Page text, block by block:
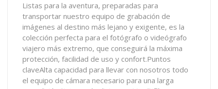
Listas para la aventura, preparadas para
transportar nuestro equipo de grabación de
imágenes al destino más lejano y exigente, es la
colección perfecta para el fotógrafo o videógrafo
viajero más extremo, que conseguirá la máxima
protección, facilidad de uso y confort.Puntos
claveAlta capacidad para llevar con nosotros todo
el equipo de cámara necesario para una larga